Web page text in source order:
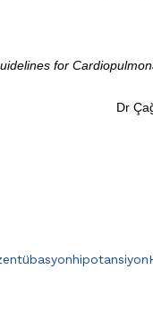
for
Dr
entübasyonhipotansiyon